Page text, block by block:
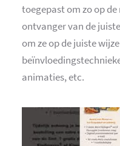
toegepast om zo op
ontvanger van de
om ze op de juiste
animaties, etc.